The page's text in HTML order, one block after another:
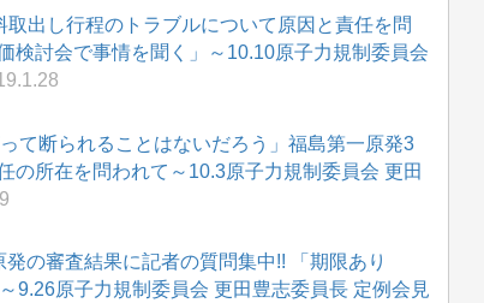
出し行程のトラブルについて原因と責任を問
検討会で事情を聞く」～10.10原子力規制委員会
て断られることはないだろう」福島第一原発3
の所在を問われて～10.3原子力規制委員会 更田
の審査結果に記者の質問集中!! 「期限あり
9.26原子力規制委員会 更田豊志委員長 定例会見